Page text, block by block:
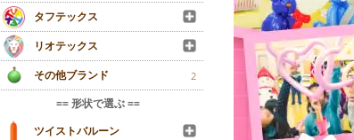
タフテックス
リオテックス
その他ブランド
2
== 形状で選ぶ ==
ツイストバルーン